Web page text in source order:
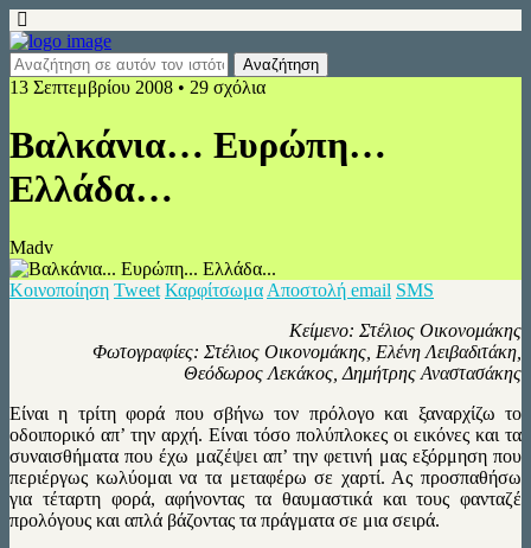
13 Σεπτεμβρίου 2008 • 29 σχόλια
Βαλκάνια… Ευρώπη…
Ελλάδα…
Madv
Κοινοποίηση Tweet Καρφίτσωμα Αποστολή email SMS
Κείμενο: Στέλιος Οικονομάκης
Φωτογραφίες: Στέλιος Οικονομάκης, Ελένη Λειβαδιτάκη,
Θεόδωρος Λεκάκος, Δημήτρης Αναστασάκης
Είναι η τρίτη φορά που σβήνω τον πρόλογο και ξαναρχίζω το
οδοιπορικό απ’ την αρχή. Είναι τόσο πολύπλοκες οι εικόνες και τα
συναισθήματα που έχω μαζέψει απ’ την φετινή μας εξόρμηση που
περιέργως κωλύομαι να τα μεταφέρω σε χαρτί. Ας προσπαθήσω
για τέταρτη φορά, αφήνοντας τα θαυμαστικά και τους φανταζέ
προλόγους και απλά βάζοντας τα πράγματα σε μια σειρά.